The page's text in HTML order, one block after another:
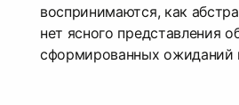
воспринимаются, как
нет ясного представления
сформированных ожиданий